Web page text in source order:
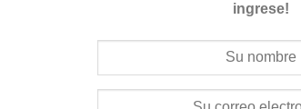
ingrese!